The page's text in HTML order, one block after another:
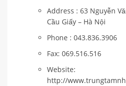
Address : 63 Nguyễn
Cầu Giấy – Hà Nội
Phone : 043.836.3906
Fax: 069.516.516
Website:
http://